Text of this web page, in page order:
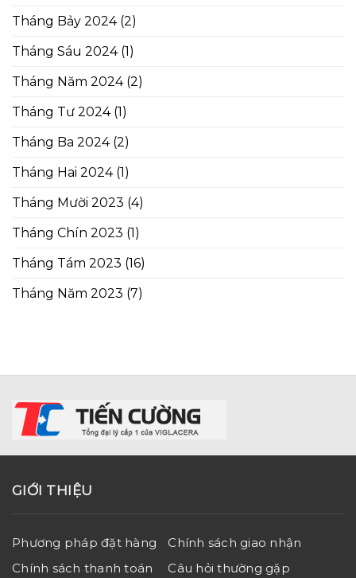
Tháng Bảy 2024(2)
Tháng Sáu 2024(1)
Tháng Năm 2024(2)
Tháng Tư 2024(1)
Tháng Ba 2024(2)
Tháng Hai 2024(1)
Tháng Mười 2023 (4)
Tháng Chín 2023 (1)
Tháng Tám 2023 (16)
Tháng Năm 2023 (7)
GIỚI THIỆU
Phương pháp đặt hàng
Chính sách giao nhận
Chính sách thanh toán
Câu hỏi thường gặp